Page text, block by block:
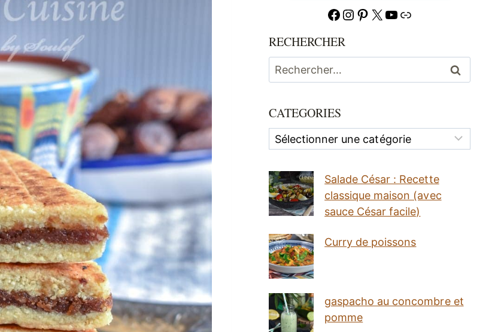
Facebook
Instagram
Pinterest
X YouTube
Lien
RECHERCHER
Rechercher :
CATEGORIES
Categories
Salade César : Recette
classique maison (avec
sauce César facile)
Curry de poissons
gaspacho au concombre et
pomme